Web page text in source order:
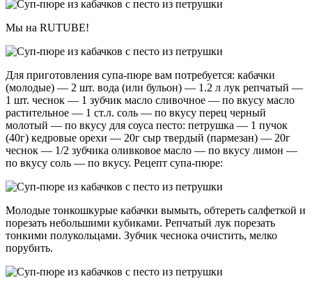
Мы на RUTUBE!
Для приготовления супа-пюре вам потребуется: кабачки
(молодые) — 2 шт. вода (или бульон) — 1.2 л лук репчатый —
1 шт. чеснок — 1 зубчик масло сливочное — по вкусу масло
растительное — 1 ст.л. соль — по вкусу перец черный
молотый — по вкусу для соуса песто: петрушка — 1 пучок
(40г) кедровые орехи — 20г сыр твердый (пармезан) — 20г
чеснок — 1/2 зубчика оливковое масло — по вкусу лимон —
по вкусу соль — по вкусу. Рецепт супа-пюре:
Молодые тонкошкурые кабачки вымыть, обтереть салфеткой и
порезать небольшими кубиками. Репчатый лук порезать
тонкими полукольцами. Зубчик чеснока очистить, мелко
порубить.